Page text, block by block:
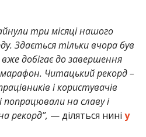
три місяці нашого
Здається тільки вчора був
добігає до завершення
Читацький рекорд –
і користувачів
попрацювали на славу і
рекорд”, — діляться нині у